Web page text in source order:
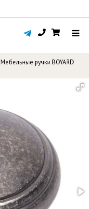
Мебельные ручки BOYARD